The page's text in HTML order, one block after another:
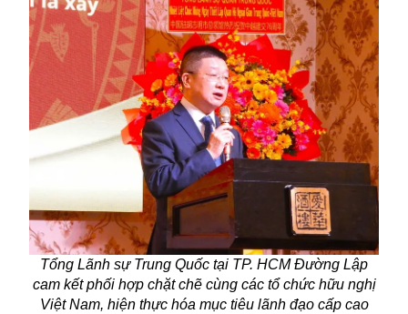
Tổng Lãnh sự Trung Quốc tại TP. HCM Đường Lập
cam kết phối hợp chặt chẽ cùng các tổ chức hữu nghị
Việt Nam, hiện thực hóa mục tiêu lãnh đạo cấp cao